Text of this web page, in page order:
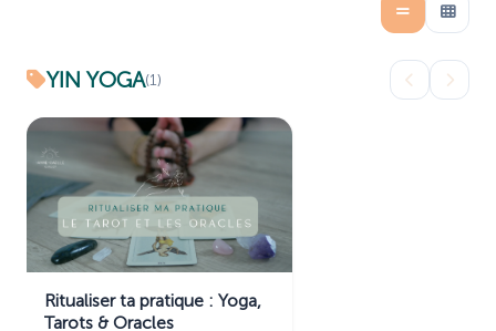
YIN YOGA(1)
Ritualiser ta pratique : Yoga,
Tarots & Oracles